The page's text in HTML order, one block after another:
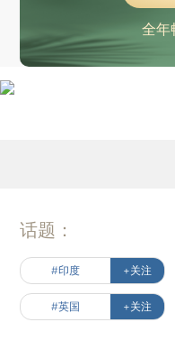
全年
话题：
#印度 +关注
#英国 +关注